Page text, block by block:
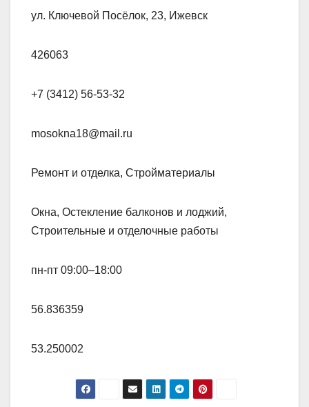
ул. Ключевой Посёлок, 23, Ижевск
426063
+7 (3412) 56-53-32
mosokna18@mail.ru
Ремонт и отделка, Стройматериалы
Окна, Остекление балконов и лоджий,
Строительные и отделочные работы
пн-пт 09:00–18:00
56.836359
53.250002